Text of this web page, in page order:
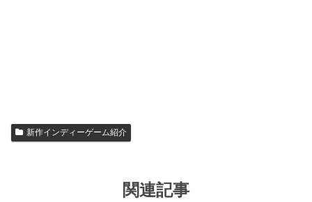
新作インディーゲーム紹介
関連記事